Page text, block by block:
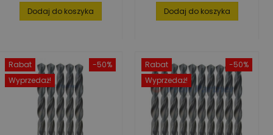
Dodaj do koszyka Dodaj do koszyka
-50%
Rabat
Wyprzedaż!
-50%
Rabat
Wyprzedaż!